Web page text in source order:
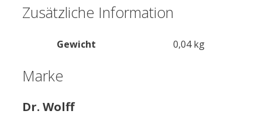
Zusätzliche Information
Gewicht 0,04 kg
Marke
Dr. Wolff